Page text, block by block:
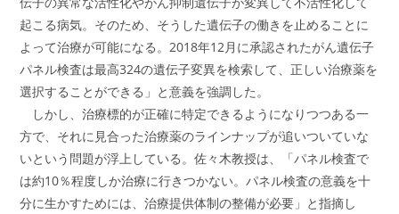
起こる病気。そのため、そうした遺伝子の働きを止めることに
よって治療が可能になる。2018年12月に承認されたがん遺伝子
パネル検査は最高324の遺伝子変異を検索して、正しい治療薬を
選択することができる」と意義を強調した。
しかし、治療標的が正確に特定できるようになりつつある一
方で、それに見合った治療薬のラインナップが追いついていな
いという問題が浮上している。佐々木教授は、「パネル検査で
は約10％程度しか治療に行きつかない。パネル検査の意義を十
分に生かすためには、治療提供体制の整備が必要」と指摘し